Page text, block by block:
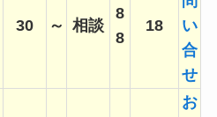
30 ～ 相談
8
8
18
い
合
せ
お